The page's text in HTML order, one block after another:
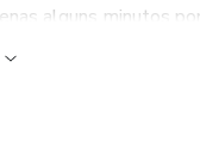
alguns minutos por